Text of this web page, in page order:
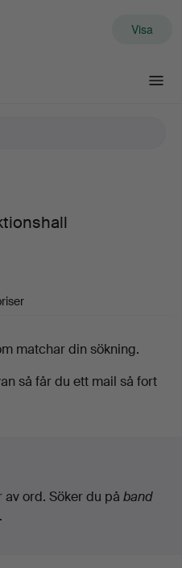
Visa
matchar din sökning.
så får du ett mail så fort
ord. Söker du på band
.